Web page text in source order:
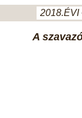
2018.ÉVI
A